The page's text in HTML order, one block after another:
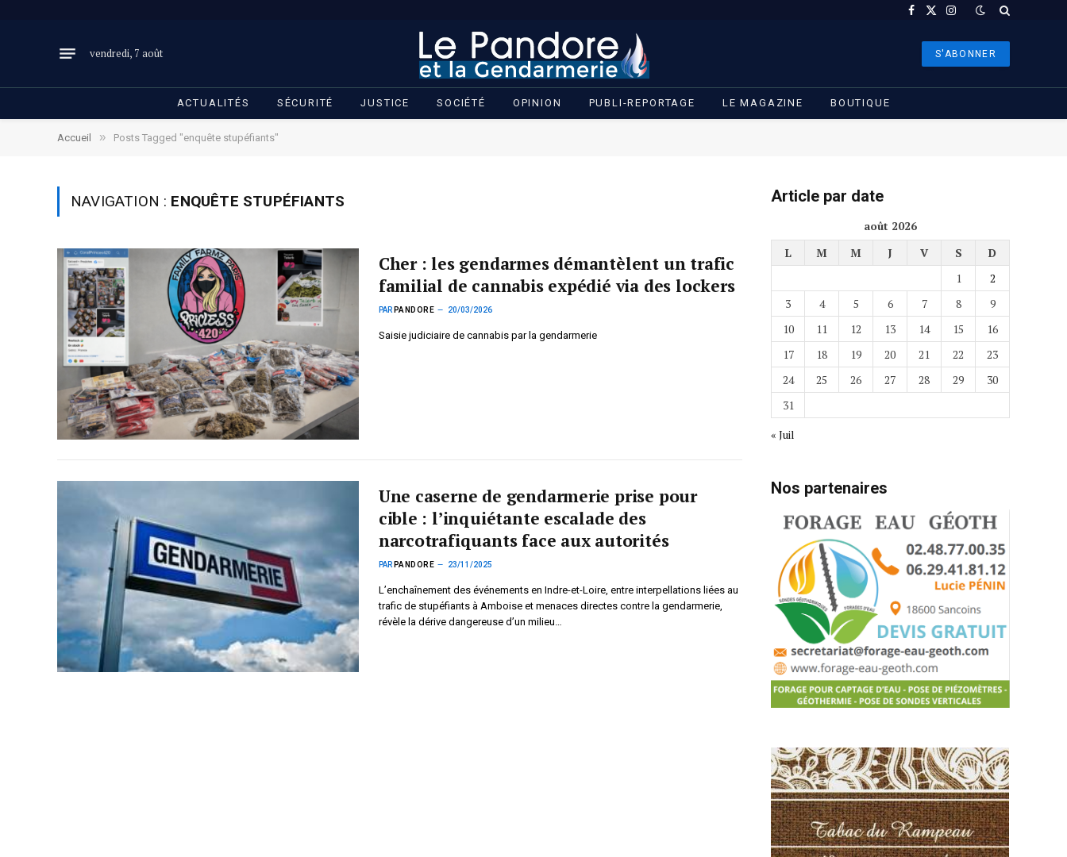
Facebook
X
Instagram
vendredi, 7 août S'ABONNER
ACTUALITÉS SÉCURITÉ JUSTICE SOCIÉTÉ OPINION PUBLI-REPORTAGE LE MAGAZINE BOUTIQUE
Accueil » Posts Tagged "enquête stupéfiants"
NAVIGATION : ENQUÊTE STUPÉFIANTS
Cher : les gendarmes démantèlent un trafic
familial de cannabis expédié via des lockers
PAR PANDORE 20/03/2026
Saisie judiciaire de cannabis par la gendarmerie
Une caserne de gendarmerie prise pour
cible : l’inquiétante escalade des
narcotrafiquants face aux autorités
PAR PANDORE 23/11/2025
L’enchaînement des événements en Indre-et-Loire, entre interpellations liées au
trafic de stupéfiants à Amboise et menaces directes contre la gendarmerie,
révèle la dérive dangereuse d’un milieu…
Article par date
août 2026
L
M M J V S
D
1
2
3
4 5 6 7 8
9
10
11 12 13 14 15
16
17
18 19 20 21 22
23
24
25 26 27 28 29
30
31
« Juil
Nos partenaires